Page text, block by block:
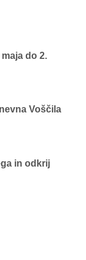
do 2.
Voščila
in odkrij